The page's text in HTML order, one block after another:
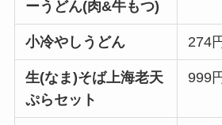
ーうどん(肉&牛もつ)
小冷やしうどん 274
生(なま)そば上海老天
ぷらセット
999